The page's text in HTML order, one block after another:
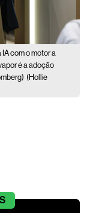
com o motor a
é a adoção
(Hollie